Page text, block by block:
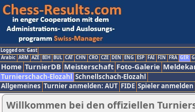
Logged on: Gast
Arabic ARM AZE BIH BUL CAT CHN CRO CZE DEN ENG ESP FAI FIN FRA GER
Home TurnierDB Meisterschaft Foto-Galerie
Turnierschach-Elozahl Schnellschach-Elozahl
Allgemeines Turnier anmelden: AUT FIDE Spieler anmelden
Willkommen bei den offiziellen